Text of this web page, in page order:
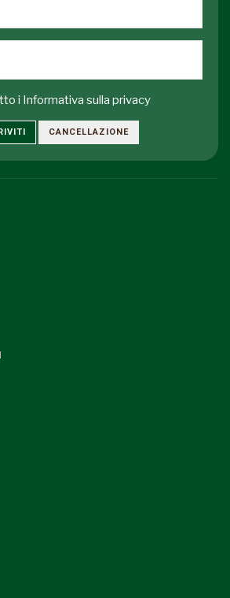
i Informativa sulla privacy
CANCELLAZIONE